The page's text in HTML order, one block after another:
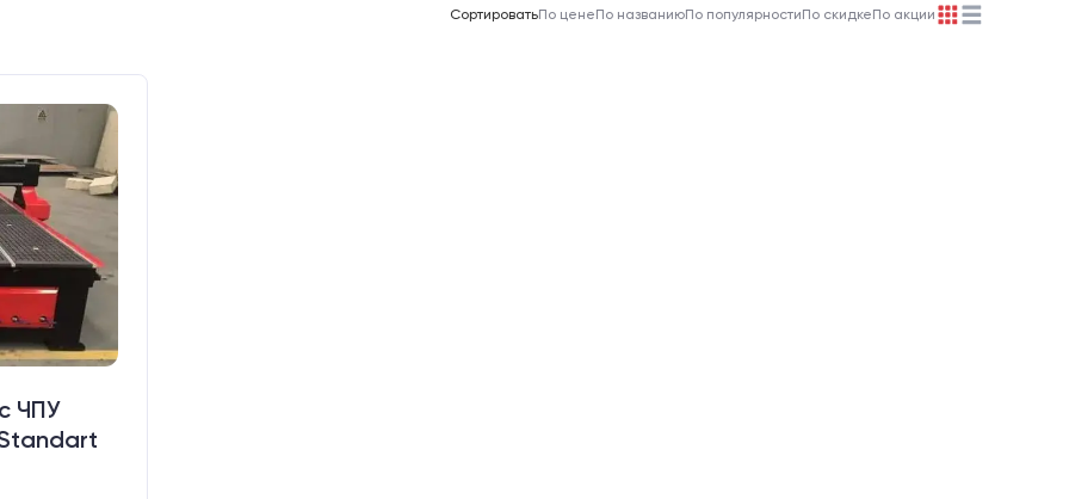
СортироватьПо ценеПо названиюПо популярностиПо скидкеПо акции
ЧПУ